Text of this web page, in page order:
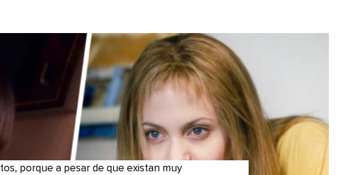
porque a pesar de que existan muy